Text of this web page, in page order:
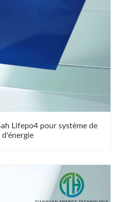
Lifepo4 pour système de
d'énergie